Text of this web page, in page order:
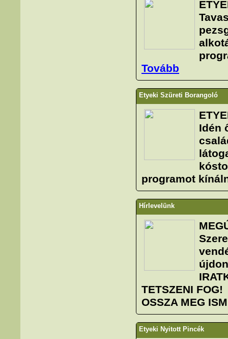
Tovább
Etyeki Szüreti Borangoló
Idén
programot
Hírlevelünk
TETSZENI FOG!
OSSZA MEG
Etyeki Nyitott Pincék